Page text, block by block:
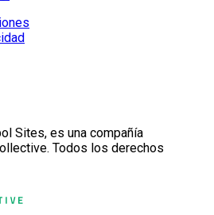
Sites, es una compañía
Todos los derechos